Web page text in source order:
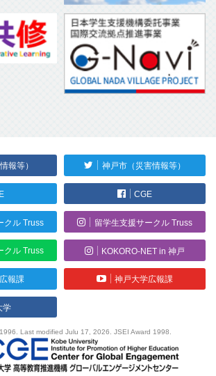
報等） 神戸市（災害情報等）
CGE
クル Truss 留学生支援サークル Truss
クル Truss KOKORO-NET in 神戸
報課 神戸大学広報課
学
Last modified Julu 17, 2026. JSEI Award 1998.